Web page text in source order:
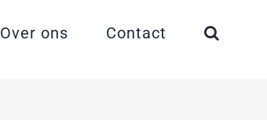
Over ons Contact